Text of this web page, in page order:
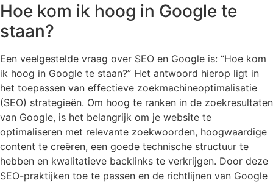
Hoe kom ik hoog in Google te
staan?
Een veelgestelde vraag over SEO en Google is: “Hoe kom
ik hoog in Google te staan?” Het antwoord hierop ligt in
het toepassen van effectieve zoekmachineoptimalisatie
(SEO) strategieën. Om hoog te ranken in de zoekresultaten
van Google, is het belangrijk om je website te
optimaliseren met relevante zoekwoorden, hoogwaardige
content te creëren, een goede technische structuur te
hebben en kwalitatieve backlinks te verkrijgen. Door deze
SEO-praktijken toe te passen en de richtlijnen van Google